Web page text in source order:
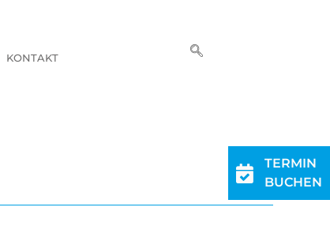
KONTAKT
TERMIN
BUCHEN